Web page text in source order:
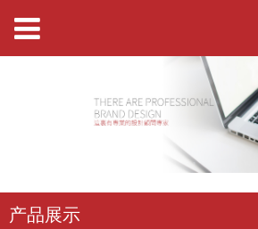
产品展示